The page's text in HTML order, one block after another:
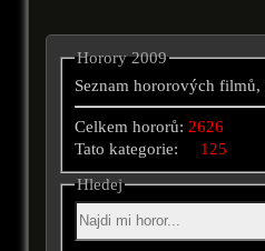
Horory 2009
Seznam hororových
Celkem hororů:2626
125
Hledej